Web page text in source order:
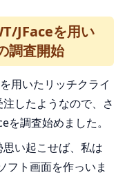
JFaceを用い
調査開始
用いたリッチクライ
したようなので、さ
を調査始めました。
い起こせば、私は
フト画面を作っいま